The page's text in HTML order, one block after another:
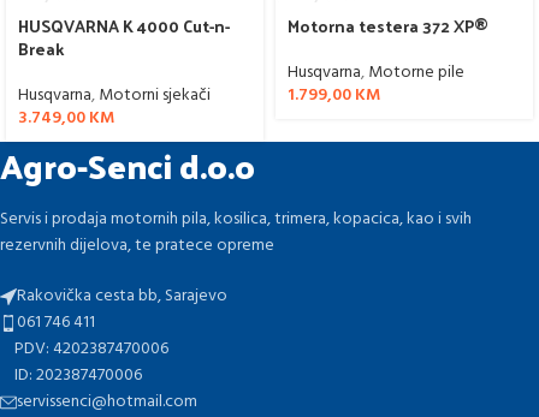
HUSQVARNA K 4000 Cut-n-
Break
Husqvarna,Motorni sjekači
3.749,00KM
Motorna testera 372 XP®
Husqvarna,Motorne pile
1.799,00KM
Agro-Senci d.o.o
Servis i prodaja motornih pila, kosilica, trimera, kopacica, kao i svih
rezervnih dijelova, te pratece opreme
Rakovička cesta bb, Sarajevo
061 746 411
PDV: 4202387470006
ID: 202387470006
servissenci@hotmail.com